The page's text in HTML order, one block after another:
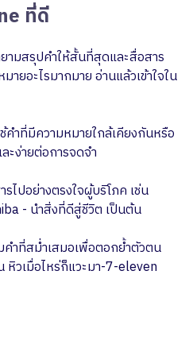
ที่ดี
ามสรุปคำให้สั้นที่สุดและสื่อสาร
ยอะไรมากมาย อ่านแล้วเข้าใจใน
คำที่มีความหมายใกล้เคียงกันหรือ
ะง่ายต่อการจดจำ
รไปอย่างตรงใจผู้บริโภค เช่น
- นำสิ่งที่ดีสู่ชีวิต เป็นต้น
คำที่สม่ำเสมอเพื่อตอกย้ำตัวตน
วเมื่อไหร่ก็แวะมา-7-eleven